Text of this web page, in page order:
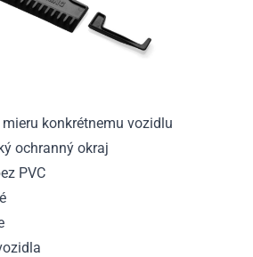
konkrétnemu vozidlu
ochranný okraj
PVC